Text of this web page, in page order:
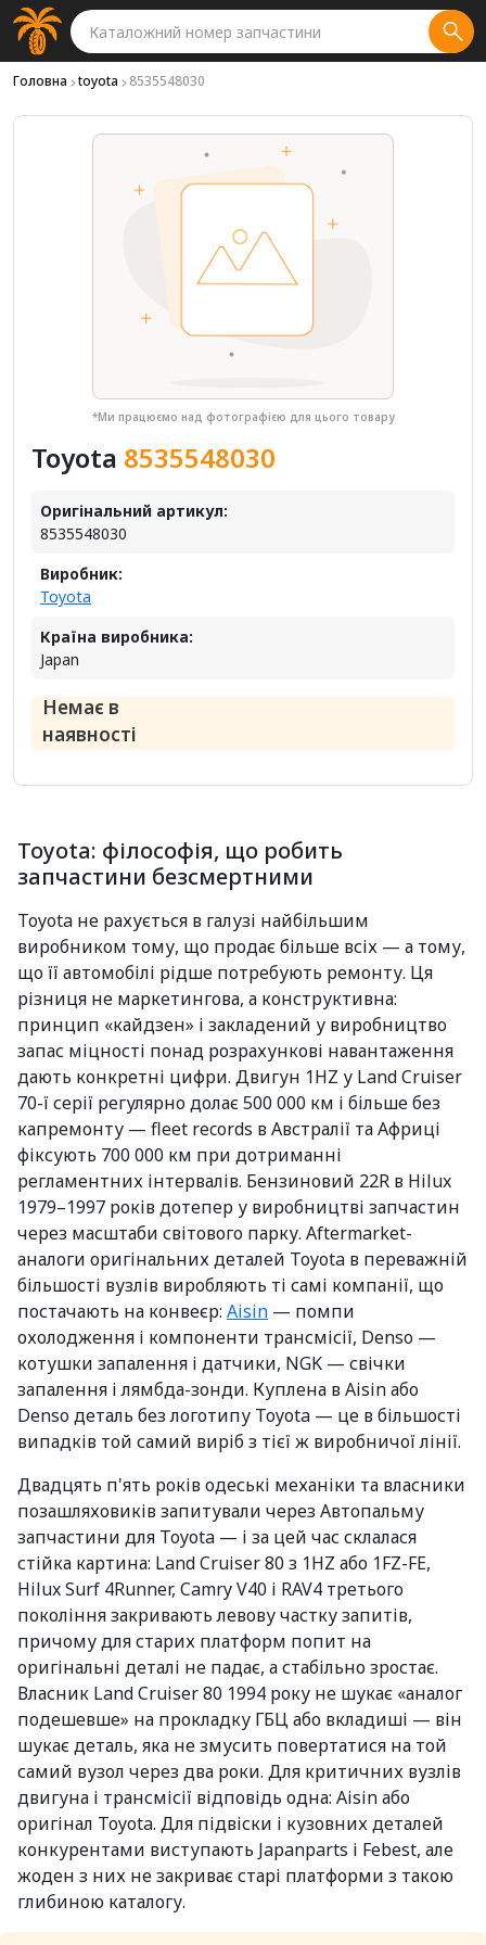
Головна toyota 8535548030
*Ми працюємо над фотографією для цього товару
Toyota 8535548030
Оригінальний артикул:
8535548030
Виробник:
Toyota
Країна виробника:
Japan
Немає в
наявності
Toyota: філософія, що робить
запчастини безсмертними
Toyota не рахується в галузі найбільшим
виробником тому, що продає більше всіх — а тому,
що її автомобілі рідше потребують ремонту. Ця
різниця не маркетингова, а конструктивна:
принцип «кайдзен» і закладений у виробництво
запас міцності понад розрахункові навантаження
дають конкретні цифри. Двигун 1HZ у Land Cruiser
70-ї серії регулярно долає 500 000 км і більше без
капремонту — fleet records в Австралії та Африці
фіксують 700 000 км при дотриманні
регламентних інтервалів. Бензиновий 22R в Hilux
1979–1997 років дотепер у виробництві запчастин
через масштаби світового парку. Aftermarket-
аналоги оригінальних деталей Toyota в переважній
більшості вузлів виробляють ті самі компанії, що
постачають на конвеєр: Aisin — помпи
охолодження і компоненти трансмісії, Denso —
котушки запалення і датчики, NGK — свічки
запалення і лямбда-зонди. Куплена в Aisin або
Denso деталь без логотипу Toyota — це в більшості
випадків той самий виріб з тієї ж виробничої лінії.
Двадцять п'ять років одеські механіки та власники
позашляховиків запитували через Автопальму
запчастини для Toyota — і за цей час склалася
стійка картина: Land Cruiser 80 з 1HZ або 1FZ-FE,
Hilux Surf 4Runner, Camry V40 і RAV4 третього
покоління закривають левову частку запитів,
причому для старих платформ попит на
оригінальні деталі не падає, а стабільно зростає.
Власник Land Cruiser 80 1994 року не шукає «аналог
подешевше» на прокладку ГБЦ або вкладиші — він
шукає деталь, яка не змусить повертатися на той
самий вузол через два роки. Для критичних вузлів
двигуна і трансмісії відповідь одна: Aisin або
оригінал Toyota. Для підвіски і кузовних деталей
конкурентами виступають Japanparts і Febest, але
жоден з них не закриває старі платформи з такою
глибиною каталогу.